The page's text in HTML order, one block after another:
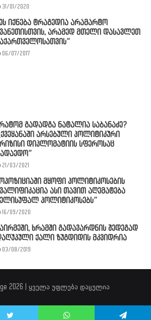
31/01/2020
იქნება ტრაგედია არამარტო
არამედ მთელი დასავლეთ
06/07/2017
გადადგა ნატალია საბანაძე?
არსებული პოლიტიკური
დიპლომატიის სფეროსაც
21/03/2021
მყოფი პოლიტიკოსების
ასი თავით აღემატება
პოლიტიკოსებს”
16/09/2020
ხრამში გადავარდნის შედეგად
ქალი ზუგდიდის მკვიდრია
03/08/2019
2026 | ყველა უფლება დაცულია